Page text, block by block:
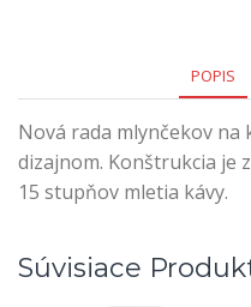
POPIS
Nová rada mlynčekov
dizajnom. Konštrukcia je
15 stupňov mletia kávy.
Súvisiace